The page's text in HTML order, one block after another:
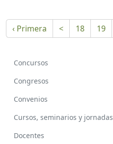
‹ Primera < 18 19
Concursos
Congresos
Convenios
Cursos, seminarios y jornadas
Docentes